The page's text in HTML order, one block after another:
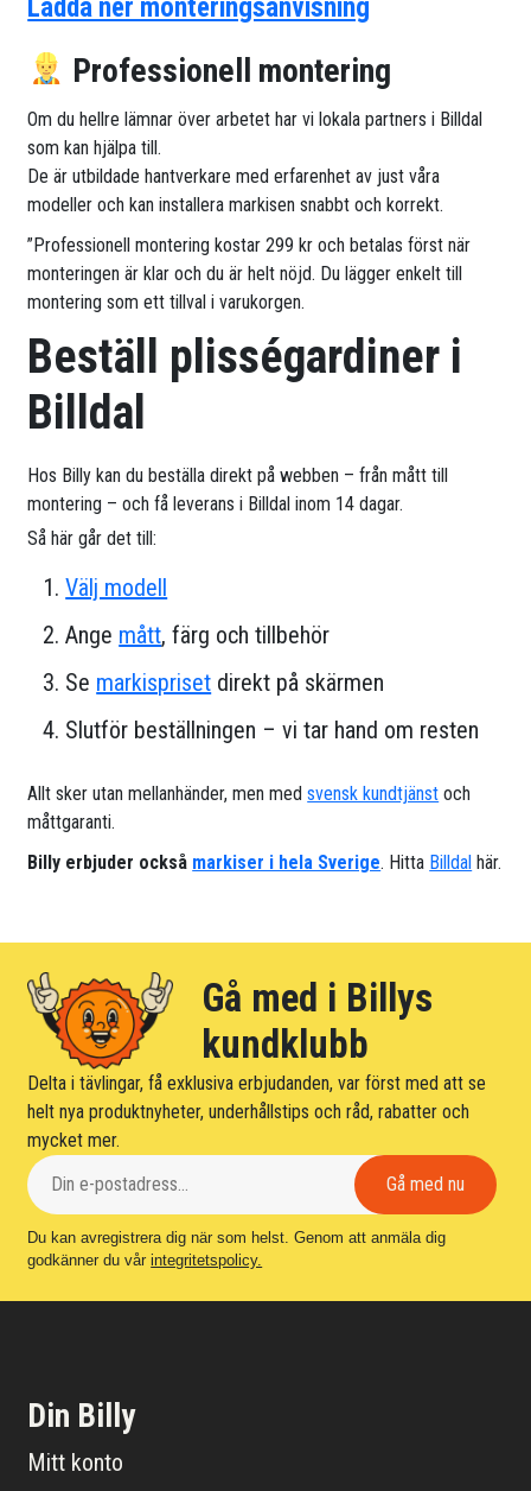
Ladda ner monteringsanvisning
Professionell montering
Om du hellre lämnar över arbetet har vi lokala partners i Billdal
som kan hjälpa till.
De är utbildade hantverkare med erfarenhet av just våra
modeller och kan installera markisen snabbt och korrekt.
”Professionell montering kostar 299 kr och betalas först när
monteringen är klar och du är helt nöjd. Du lägger enkelt till
montering som ett tillval i varukorgen.
Beställ plisségardiner i
Billdal
Hos Billy kan du beställa direkt på webben – från mått till
montering – och få leverans i Billdal inom 14 dagar.
Så här går det till:
Välj modell
Ange mått, färg och tillbehör
Se markispriset direkt på skärmen
Slutför beställningen – vi tar hand om resten
Allt sker utan mellanhänder, men medsvensk kundtjänst och
måttgaranti.
Billy erbjuder också markiser i hela Sverige. Hitta Billdal här.
Gå med i Billys
kundklubb
Delta i tävlingar, få exklusiva erbjudanden, var först med att se
helt nya produktnyheter, underhållstips och råd, rabatter och
mycket mer.
Du kan avregistrera dig när som helst. Genom att anmäla dig
godkänner du vårintegritetspolicy.
Din Billy
Mitt konto